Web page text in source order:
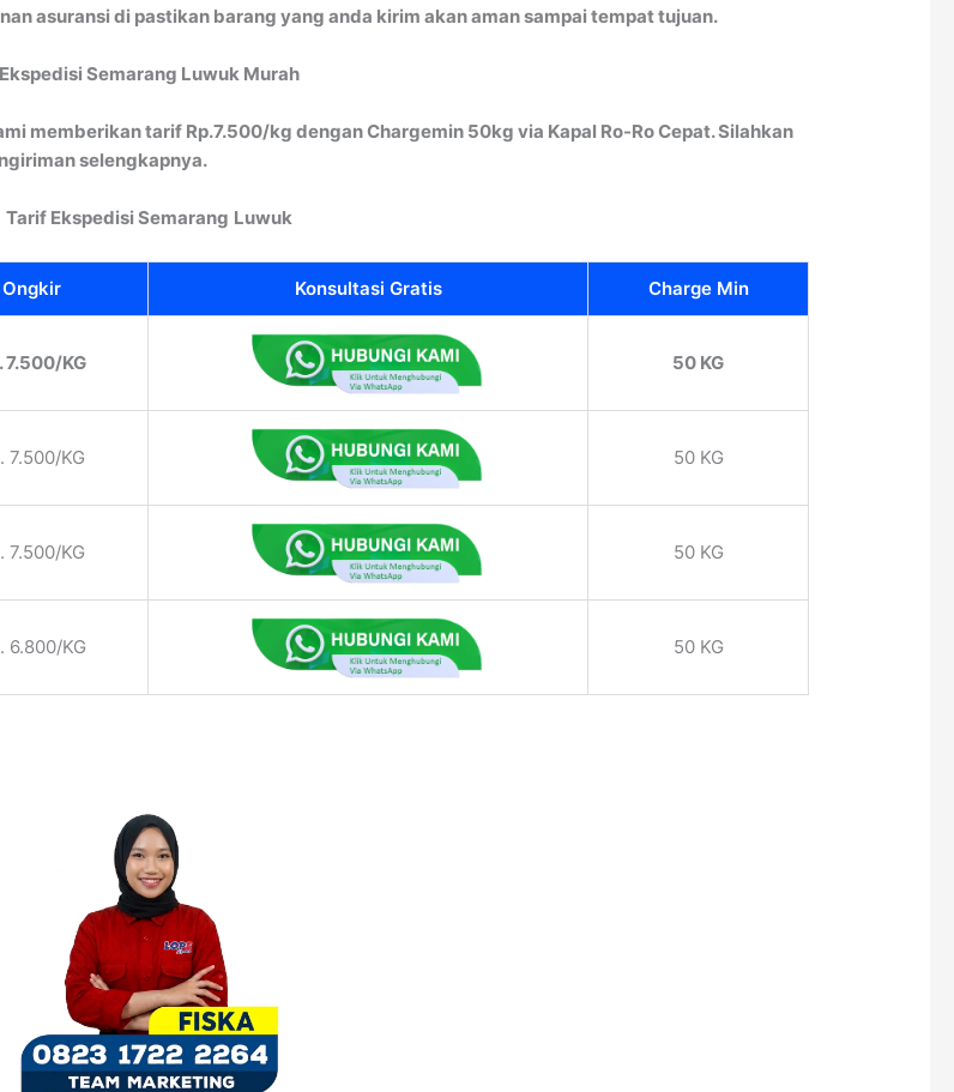
asuransi di pastikan barang yang anda kirim akan aman sampai tempat tujuan.
Ekspedisi Semarang Luwuk Murah
memberikan tarif Rp.7.500/kg dengan Chargemin 50kg via Kapal Ro-Ro Cepat. Silahkan
selengkapnya.
Tarif Ekspedisi Semarang Luwuk
Ongkir Konsultasi Gratis Charge Min
7.500/KG 50 KG
7.500/KG 50 KG
7.500/KG 50 KG
6.800/KG 50 KG